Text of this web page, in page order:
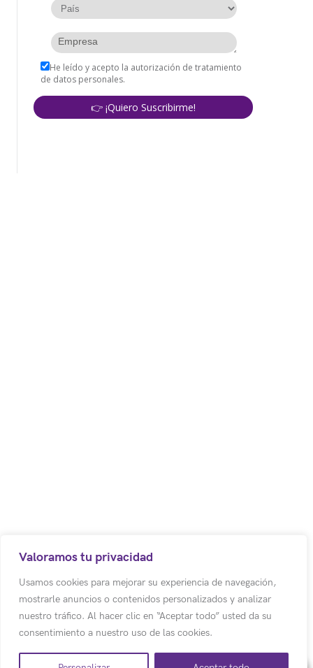
Valoramos tu privacidad
Usamos cookies para mejorar su experiencia de navegación,
mostrarle anuncios o contenidos personalizados y analizar
nuestro tráfico. Al hacer clic en “Aceptar todo” usted da su
consentimiento a nuestro uso de las cookies.
(+57) (601) 617 5070 Ext 1011
(+57) 318 500 3803